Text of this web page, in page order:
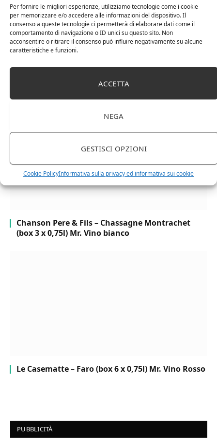
Per fornire le migliori esperienze, utilizziamo tecnologie come i cookie
per memorizzare e/o accedere alle informazioni del dispositivo. Il
consenso a queste tecnologie ci permetterà di elaborare dati come il
comportamento di navigazione o ID unici su questo sito. Non
acconsentire o ritirare il consenso può influire negativamente su alcune
caratteristiche e funzioni.
ACCETTA
NEGA
GESTISCI OPZIONI
Cookie PolicyInformativa sulla privacy ed informativa sui cookie
Bottiglia Numerata, Produzione Limitata, 750 Ml
Chanson Pere & Fils – Chassagne Montrachet
(box 3 x 0,75l) Mr. Vino bianco
Le Casematte – Faro (box 6 x 0,75l) Mr. Vino Rosso
PUBBLICITÀ